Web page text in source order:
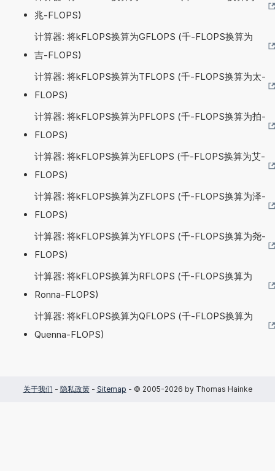
兆-FLOPS)
计算器: 将kFLOPS换算为GFLOPS (千-FLOPS换算为
吉-FLOPS)
计算器: 将kFLOPS换算为TFLOPS (千-FLOPS换算为太-
FLOPS)
计算器: 将kFLOPS换算为PFLOPS (千-FLOPS换算为拍-
FLOPS)
计算器: 将kFLOPS换算为EFLOPS (千-FLOPS换算为艾-
FLOPS)
计算器: 将kFLOPS换算为ZFLOPS (千-FLOPS换算为泽-
FLOPS)
计算器: 将kFLOPS换算为YFLOPS (千-FLOPS换算为尧-
FLOPS)
计算器: 将kFLOPS换算为RFLOPS (千-FLOPS换算为
Ronna-FLOPS)
计算器: 将kFLOPS换算为QFLOPS (千-FLOPS换算为
Quenna-FLOPS)
关于我们 - 隐私政策- Sitemap - © 2005-2026 by Thomas Hainke